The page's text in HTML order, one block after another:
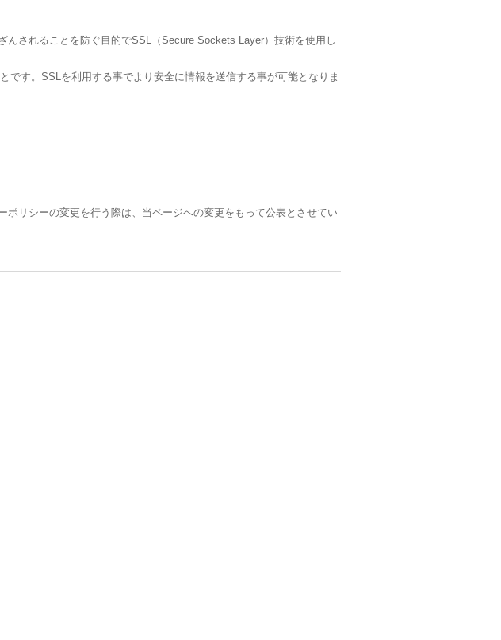
されることを防ぐ目的でSSL（Secure Sockets Layer）技術を使用し
す。SSLを利用する事でより安全に情報を送信する事が可能となりま
リシーの変更を行う際は、当ページへの変更をもって公表とさせてい